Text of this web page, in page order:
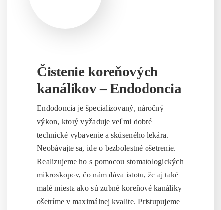
Čistenie koreňových
kanálikov – Endodoncia
Endodoncia je špecializovaný, náročný
výkon, ktorý vyžaduje veľmi dobré
technické vybavenie a skúseného lekára.
Neobávajte sa, ide o bezbolestné ošetrenie.
Realizujeme ho s pomocou stomatologických
mikroskopov, čo nám dáva istotu, že aj také
malé miesta ako sú zubné koreňové kanáliky
ošetríme v maximálnej kvalite. Pristupujeme